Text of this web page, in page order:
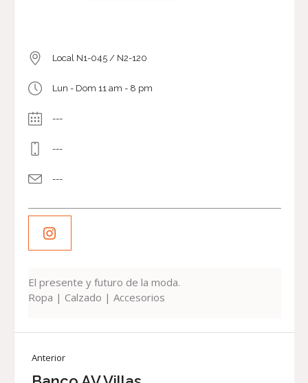
Local N1-045 / N2-120
Lun - Dom 11 am - 8 pm
---
---
---
El presente y futuro de la moda.
Ropa | Calzado | Accesorios
Anterior